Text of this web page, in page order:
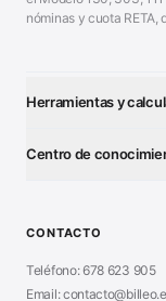
nóminas y cuota RETA,
Herramientas y
Generador Nóminas
■ Generador
Centro de
■Alta Autónomo Paso a
■Certificado Digital
CONTACTO
Teléfono: 678 623 905
Email: